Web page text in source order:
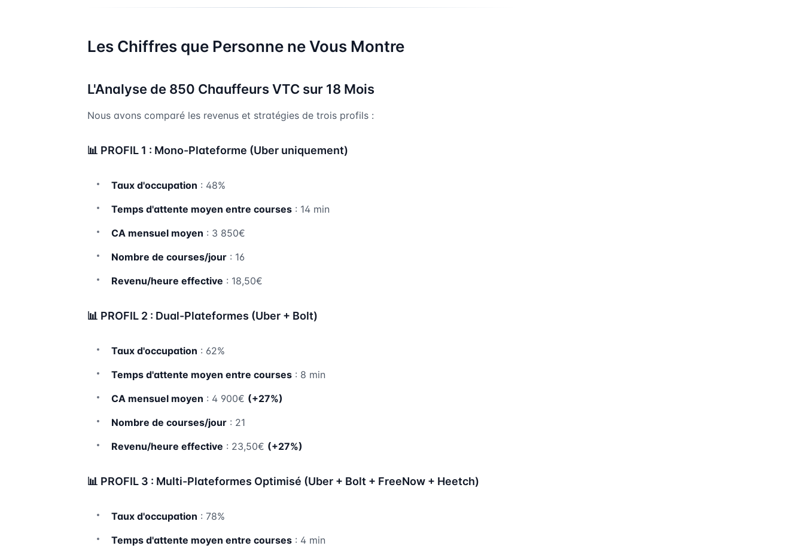
Les Chiffres que Personne ne Vous Montre
L'Analyse de 850 Chauffeurs VTC sur 18 Mois
Nous avons comparé les revenus et stratégies de trois profils :
📊 PROFIL 1 : Mono-Plateforme (Uber uniquement)
Taux d'occupation : 48%
Temps d'attente moyen entre courses : 14 min
CA mensuel moyen : 3 850€
Nombre de courses/jour : 16
Revenu/heure effective : 18,50€
📊 PROFIL 2 : Dual-Plateformes (Uber + Bolt)
Taux d'occupation : 62%
Temps d'attente moyen entre courses : 8 min
CA mensuel moyen : 4 900€ (+27%)
Nombre de courses/jour : 21
Revenu/heure effective : 23,50€ (+27%)
📊 PROFIL 3 : Multi-Plateformes Optimisé (Uber + Bolt + FreeNow + Heetch)
Taux d'occupation : 78%
Temps d'attente moyen entre courses : 4 min